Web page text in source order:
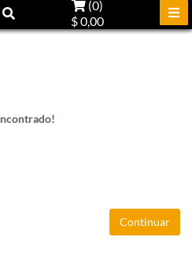
(0)
$ 0,00
Continuar